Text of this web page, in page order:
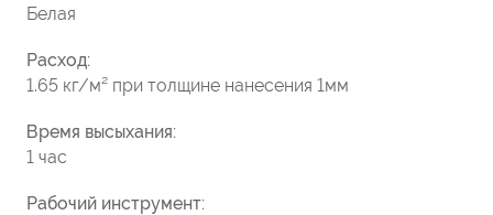
Белая
Расход:
1.65 кг/м² при толщине нанесения 1мм
Время высыхания:
1 час
Рабочий инструмент: